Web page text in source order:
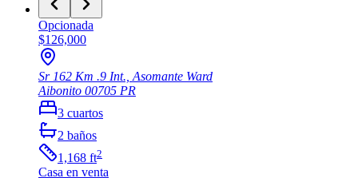
Opcionada
$126,000
Sr 162 Km .9 Int., Asomante Ward
Aibonito 00705 PR
3 cuartos
2 baños
1,168 ft2
Casa en venta